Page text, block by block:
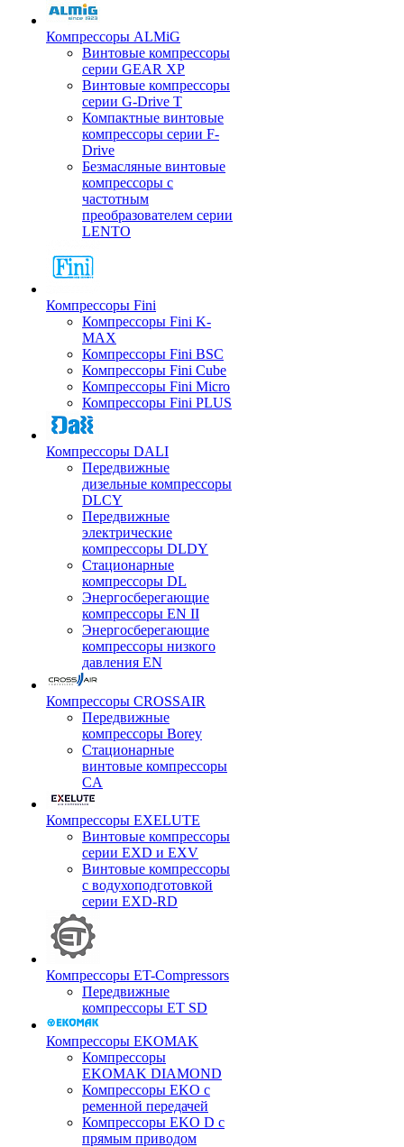
Компрессоры ALMiG
Винтовые компрессоры
серии GEAR XP
Винтовые компрессоры
серии G-Drive T
Компактные винтовые
компрессоры серии F-
Drive
Безмасляные винтовые
компрессоры с
частотным
преобразователем серии
LENTO
Компрессоры Fini
Компрессоры Fini K-
MAX
Компрессоры Fini BSC
Компрессоры Fini Cube
Компрессоры Fini Micro
Компрессоры Fini PLUS
Компрессоры DALI
Передвижные
дизельные компрессоры
DLCY
Передвижные
электрические
компрессоры DLDY
Стационарные
компрессоры DL
Энергосберегающие
компрессоры EN II
Энергосберегающие
компрессоры низкого
давления EN
Компрессоры CROSSAIR
Передвижные
компрессоры Borey
Стационарные
винтовые компрессоры
CA
Компрессоры EXELUTE
Винтовые компрессоры
серии EXD и EXV
Винтовые компрессоры
с водухоподготовкой
серии EXD-RD
Компрессоры ET-Compressors
Передвижные
компрессоры ET SD
Компрессоры EKOMAK
Компрессоры
EKOMAK DIAMOND
Компрессоры EKO c
ременной передачей
Компрессоры EKO D с
прямым приводом